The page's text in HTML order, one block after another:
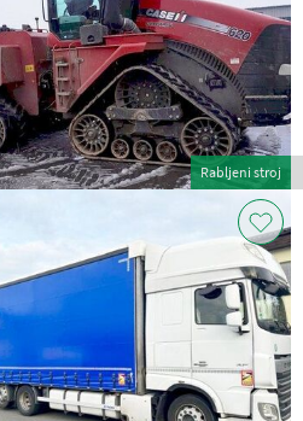
Rabljeni stroj